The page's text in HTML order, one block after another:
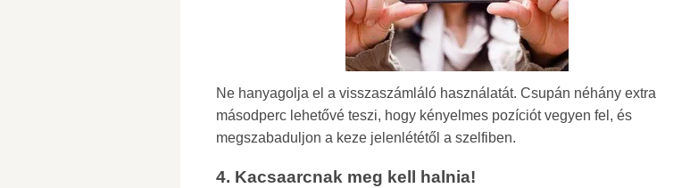
Ne hanyagolja el a visszaszámláló használatát. Csupán néhány extra
másodperc lehetővé teszi, hogy kényelmes pozíciót vegyen fel, és
megszabaduljon a keze jelenlététől a szelfiben.
4. Kacsaarcnak meg kell halnia!